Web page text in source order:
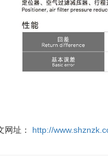
网址： http://